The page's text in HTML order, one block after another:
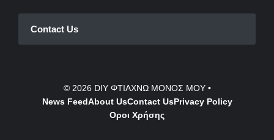
Contact Us
© 2026 DIY ΦΤΙΑΧΝΩ ΜΟΝΟΣ ΜΟΥ•
News FeedAbout UsContactUsPrivacy Policy
Οροι Χρήσης